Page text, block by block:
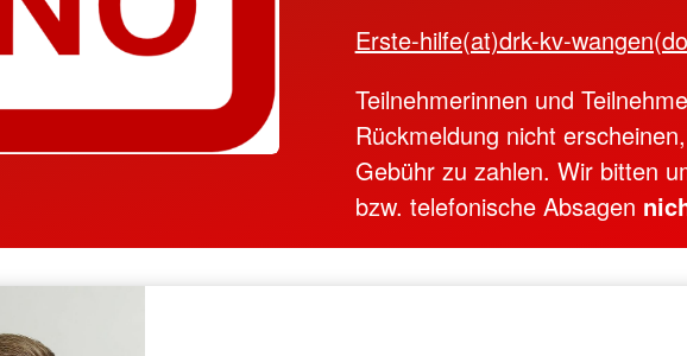
Erste-hilfe(at)drk-kv-
Teilnehmerinnen und
Rückmeldung nicht
Gebühr zu zahlen. Wir bitten
bzw. telefonische Absagen